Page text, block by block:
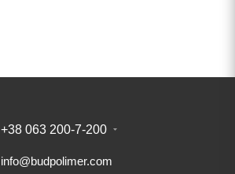
+38 063 200-7-200
info@budpolimer.com